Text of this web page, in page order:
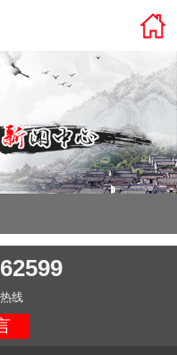
线